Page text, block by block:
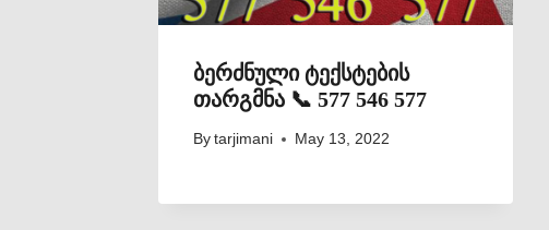
ბერძნული ტექსტების
თარგმნა 📞 577 546 577
By tarjimani May 13, 2022